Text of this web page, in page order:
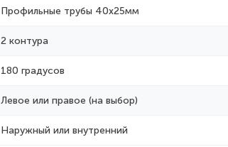
Профильные трубы 40х25мм
2 контура
180 градусов
Левое или правое (на выбор)
Наружный или внутренний